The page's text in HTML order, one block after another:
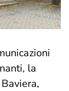
la